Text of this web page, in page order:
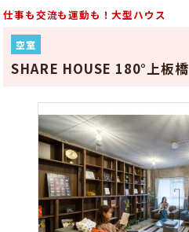
仕事も交流も運動も！大型ハウス
空室
SHARE HOUSE 180°上板橋